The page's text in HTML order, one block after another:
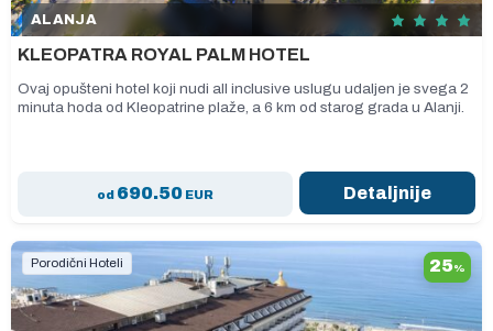
ALANJA
KLEOPATRA ROYAL PALM HOTEL
Ovaj opušteni hotel koji nudi all inclusive uslugu udaljen je svega 2
minuta hoda od Kleopatrine plaže, a 6 km od starog grada u Alanji.
od 690.50EUR Detaljnije
Porodični Hoteli 25%